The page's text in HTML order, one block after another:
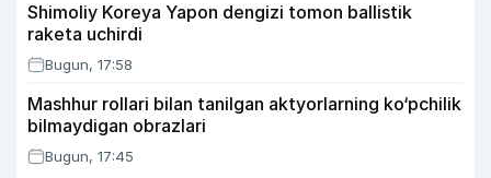
Shimoliy Koreya Yapon dengizi tomon ballistik
raketa uchirdi
Bugun, 17:58
Mashhur rollari bilan tanilgan aktyorlarning ko‘pchilik
bilmaydigan obrazlari
Bugun, 17:45